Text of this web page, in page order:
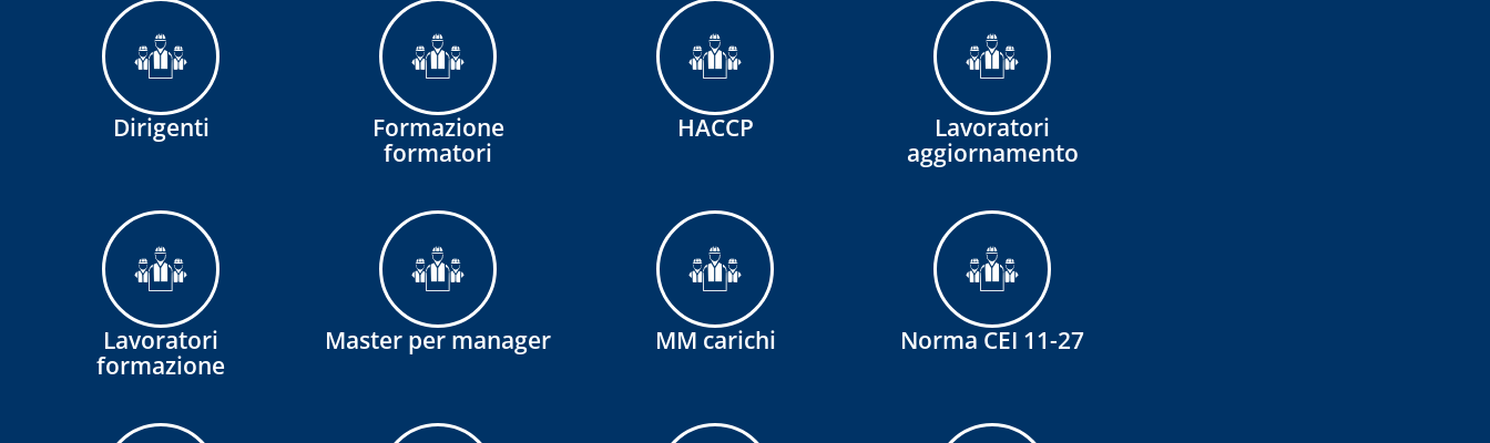
Dirigenti
Formazione
formatori
HACCP
Lavoratori
aggiornamento
Lavoratori
formazione
Master per manager MM carichi Norma CEI 11-27